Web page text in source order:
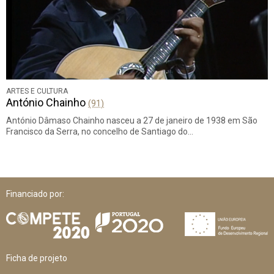
ARTES E CULTURA
António Chainho (91)
António Dâmaso Chainho nasceu a 27 de janeiro de 1938 em São
Francisco da Serra, no concelho de Santiago do…
Financiado por:
Ficha de projeto